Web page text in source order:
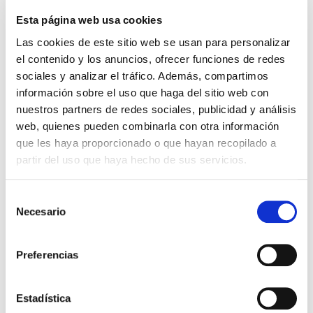
Esta página web usa cookies
Las cookies de este sitio web se usan para personalizar
el contenido y los anuncios, ofrecer funciones de redes
sociales y analizar el tráfico. Además, compartimos
información sobre el uso que haga del sitio web con
nuestros partners de redes sociales, publicidad y análisis
web, quienes pueden combinarla con otra información
que les haya proporcionado o que hayan recopilado a
partir del uso que haya hecho de sus servicios.
Necesario
Preferencias
Estadística